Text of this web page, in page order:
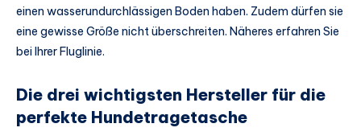
einen wasserundurchlässigen Boden haben. Zudem dürfen sie
eine gewisse Größe nicht überschreiten. Näheres erfahren Sie
bei Ihrer Fluglinie.
Die drei wichtigsten Hersteller für die
perfekte Hundetragetasche